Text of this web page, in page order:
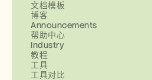
文档模板
博客
Announcements
帮助中心
Industry
教程
工具
工具对比